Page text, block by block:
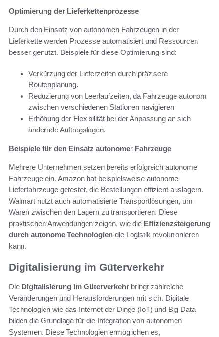
Optimierung der Lieferkettenprozesse
Durch den Einsatz von autonomen Fahrzeugen in der
Lieferkette werden Prozesse automatisiert und Ressourcen
besser genutzt. Beispiele für diese Optimierung sind:
Verkürzung der Lieferzeiten durch präzisere
Routenplanung.
Reduzierung von Leerlaufzeiten, da Fahrzeuge autonom
zwischen verschiedenen Stationen navigieren.
Erhöhung der Flexibilität bei der Anpassung an sich
ändernde Auftragslagen.
Beispiele für den Einsatz autonomer Fahrzeuge
Mehrere Unternehmen setzen bereits erfolgreich autonome
Fahrzeuge ein. Amazon hat beispielsweise autonome
Lieferfahrzeuge getestet, die Bestellungen effizient auslagern.
Walmart nutzt auch automatisierte Transportlösungen, um
Waren zwischen den Lagern zu transportieren. Diese
praktischen Anwendungen zeigen, wie die Effizienzsteigerung
durch autonome Technologien die Logistik revolutionieren
kann.
Digitalisierung im Güterverkehr
Die Digitalisierung im Güterverkehr bringt zahlreiche
Veränderungen und Herausforderungen mit sich. Digitale
Technologien wie das Internet der Dinge (IoT) und Big Data
bilden die Grundlage für die Integration von autonomen
Systemen. Diese Technologien ermöglichen es,